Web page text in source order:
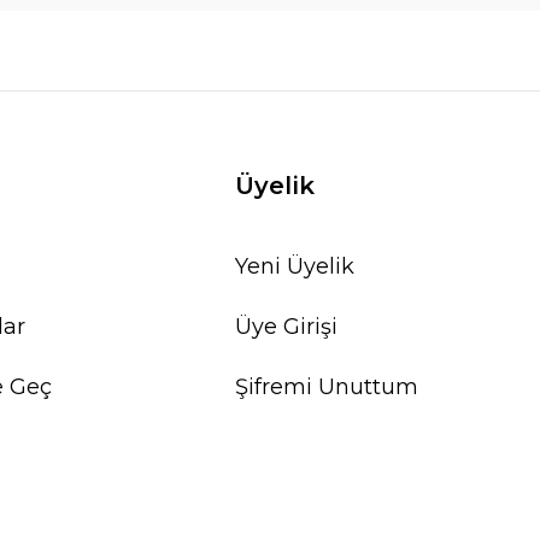
Geç
Üyelik
Yeni Üyelik
Üye Girişi
Şifremi Unuttum